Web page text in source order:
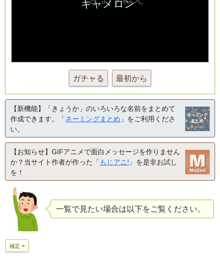
ガチャる 最初から
【新機能】「きょうか」のいろいろな名前をまとめて
作成できます。「ネーミングまとめ 」をご利用くださ
い。
【お知らせ】GIFアニメで面白メッセージを作りません
か？当サイト作者が作った「 もじアニ! 」を是非お試し
を！
一覧で見たい場合は以下をご覧ください。
補足